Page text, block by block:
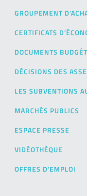
GROUPEMENT
CERTIFICATS
DOCUMENTS
DÉCISIONS DES
LES SUBVENTIONS
MARCHÉS PUBLICS
ESPACE PRESSE
VIDÉOTHÈQUE
OFFRES D’EMPLOI